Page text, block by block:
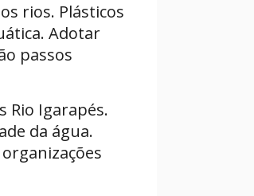
rios. Plásticos
Adotar
passos
Rio Igarapés.
da água.